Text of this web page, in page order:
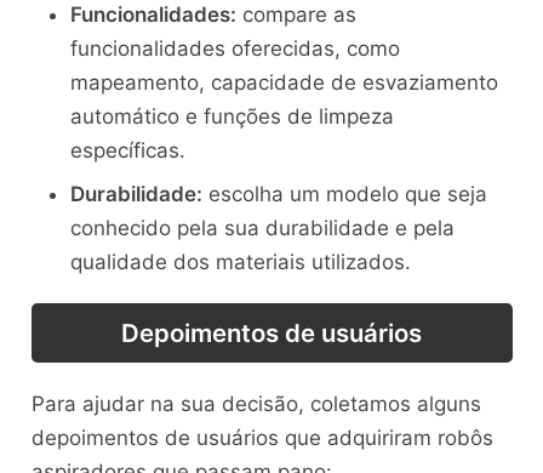
Funcionalidades: compare as
funcionalidades oferecidas, como
mapeamento, capacidade de esvaziamento
automático e funções de limpeza
específicas.
Durabilidade: escolha um modelo que seja
conhecido pela sua durabilidade e pela
qualidade dos materiais utilizados.
Depoimentos de usuários
Para ajudar na sua decisão, coletamos alguns
depoimentos de usuários que adquiriram robôs